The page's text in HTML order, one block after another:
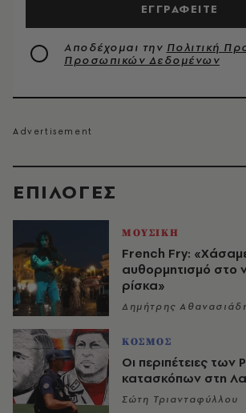
EΠΙΛΟΓΈΣ
ΜΟΥΣΙΚΗ
French Fry:
αυθορμητισμό στο
ρίσκα»
Δημήτρης
ΚΟΣΜΟΣ
Οι περιπέτειες
κατασκόπων στη
Σώτη Τριανταφύλλου
ΕΓΓΡΑΦΕΙΤΕ
Αποδέχομαι την Πολιτική
Προσωπικών Δεδομένων